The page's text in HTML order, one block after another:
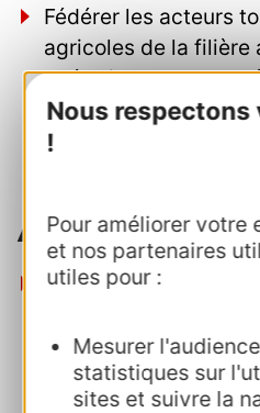
Nous respectons
!
Pour améliorer votre
et nos partenaires
utiles pour :
Mesurer
statistiques sur
sites et suivre la
Fédérer les acteurs
agricoles de la filière
opérationnels
Actions
Une action multi-
œnotourisme, vélo
mutualisation des
vidéos cible jeunes